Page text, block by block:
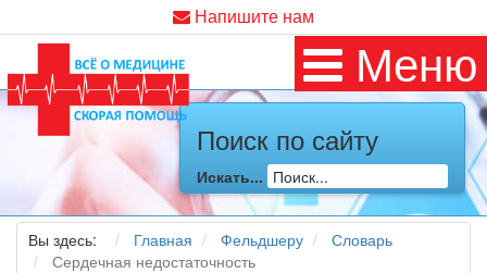
Напишите нам
Меню
Поиск по сайту
Искать...
Вы здесь: Главная Фельдшеру
Словарь
Сердечная недостаточность
Как я заболел во время локдауна?
Это странная ситуация: вы соблюдали все меры
предосторожности COVID-19 (вы почти все время дома),
но, тем не менее, вы каким-то образом простудились. Вы
можете задаться...